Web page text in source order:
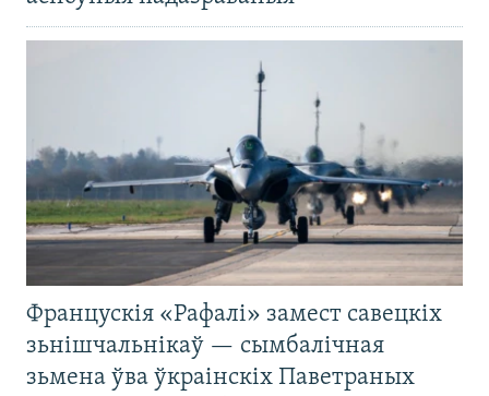
Францускія «Рафалі» замест савецкіх
зьнішчальнікаў — сымбалічная
зьмена ўва ўкраінскіх Паветраных